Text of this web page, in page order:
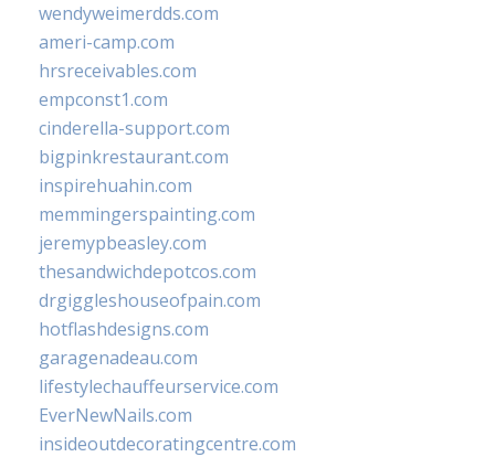
wendyweimerdds.com
ameri-camp.com
hrsreceivables.com
empconst1.com
cinderella-support.com
bigpinkrestaurant.com
inspirehuahin.com
memmingerspainting.com
jeremypbeasley.com
thesandwichdepotcos.com
drgiggleshouseofpain.com
hotflashdesigns.com
garagenadeau.com
lifestylechauffeurservice.com
EverNewNails.com
insideoutdecoratingcentre.com